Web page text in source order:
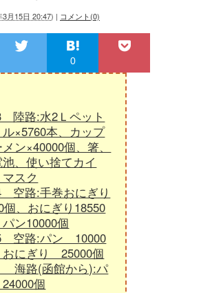
3月15日 20:47) | コメント(0)
0
陸路:水2Ｌペット
×5760本、カップ
ン×40000個、箸、
、使い捨てカイ
マスク
空路:手巻おにぎり
個、おにぎり18550
ン10000個
空路:パン 10000
おにぎり 25000個
路(函館から):パ
個